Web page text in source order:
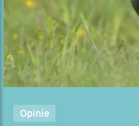
Opinie